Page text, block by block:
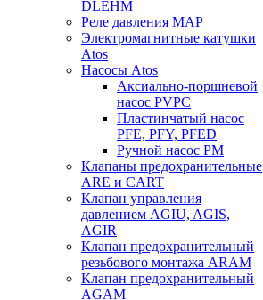
DLEHM
Реле давления MAP
Электромагнитные катушки
Atos
Насосы Atos
Аксиально-поршневой
насос PVPC
Пластинчатый насос
PFE, PFY, PFED
Ручной насос PM
Клапаны предохранительные
ARE и CART
Клапан управления
давлением AGIU, AGIS,
AGIR
Клапан предохранительный
резьбового монтажа ARAM
Клапан предохранительный
AGAM